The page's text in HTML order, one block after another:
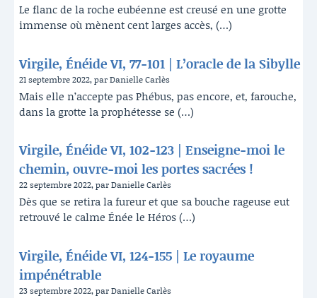
Le flanc de la roche eubéenne est creusé en une grotte
immense où mènent cent larges accès, (…)
Virgile, Énéide VI, 77-101 | L’oracle de la Sibylle
21 septembre 2022, par Danielle Carlès
Mais elle n’accepte pas Phébus, pas encore, et, farouche,
dans la grotte la prophétesse se (…)
Virgile, Énéide VI, 102-123 | Enseigne-moi le
chemin, ouvre-moi les portes sacrées !
22 septembre 2022, par Danielle Carlès
Dès que se retira la fureur et que sa bouche rageuse eut
retrouvé le calme Énée le Héros (…)
Virgile, Énéide VI, 124-155 | Le royaume
impénétrable
23 septembre 2022, par Danielle Carlès